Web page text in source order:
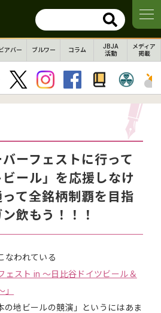
ビアバー ブルワー コラム
JBJA
活動
メディア
掲載
ーフェストに行って
ビール」を応援しなけ
て全銘柄制覇を目指
飲もう！！！
なわれている
ェスト in ～日比谷ドイツビール＆
の地ビールの競演」というにはあま